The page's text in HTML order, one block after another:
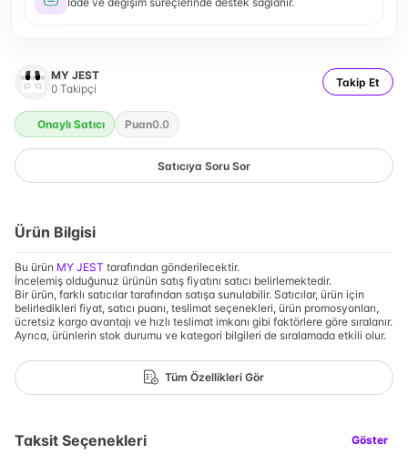
MY JEST
0 Takipçi Takip Et
Onaylı Satıcı Puan0.0
Satıcıya Soru Sor
Ürün Bilgisi
Bu ürün MY JEST tarafından gönderilecektir.
İncelemiş olduğunuz ürünün satış fiyatını satıcı belirlemektedir.
Bir ürün, farklı satıcılar tarafından satışa sunulabilir. Satıcılar, ürün için
belirledikleri fiyat, satıcı puanı, teslimat seçenekleri, ürün promosyonları,
ücretsiz kargo avantajı ve hızlı teslimat imkanı gibi faktörlere göre sıralanır.
Ayrıca, ürünlerin stok durumu ve kategori bilgileri de sıralamada etkili olur.
Tüm Özellikleri Gör
Taksit Seçenekleri Göster